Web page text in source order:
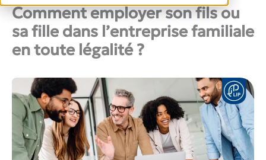
Comment employer son fils ou
sa fille dans l’entreprise familiale
en toute légalité ?